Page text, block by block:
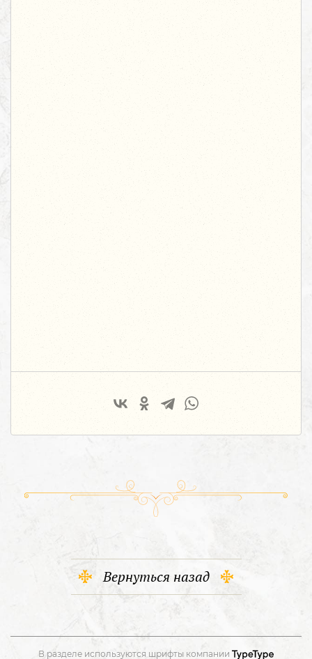
Вернуться назад
В разделе используются шрифты компании